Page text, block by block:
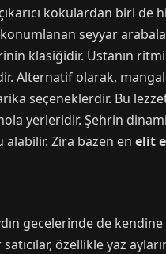
kokulardan biri
seyyar
klasiğidir. Ustanın
Alternatif olarak,
seçeneklerdir. Bu
yerleridir. Şehrin
Zira bazen en elit
gecelerinde de kendine
özellikle yaz